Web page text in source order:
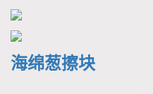
海绵葱擦块